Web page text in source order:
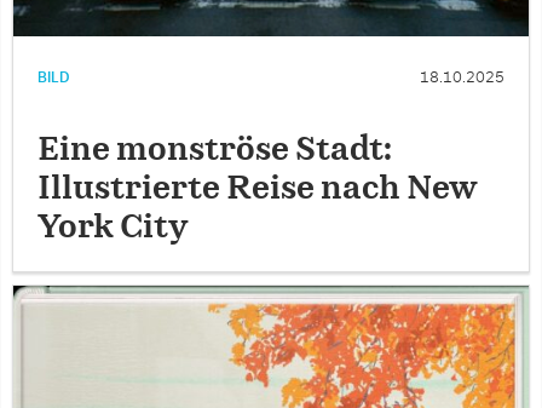
BILD 18.10.2025
Eine monströse Stadt:
Illustrierte Reise nach New
York City